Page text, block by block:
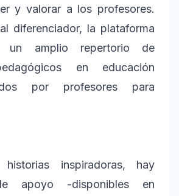
y valorar a los profesores.
diferenciador, la plataforma
un amplio repertorio de
en educación
por profesores para
inspiradoras, hay
apoyo -disponibles en